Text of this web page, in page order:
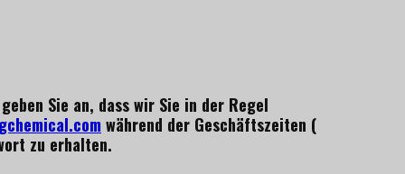
Sie an, dass wir Sie in der Regel
während der Geschäftszeiten (
zu erhalten.